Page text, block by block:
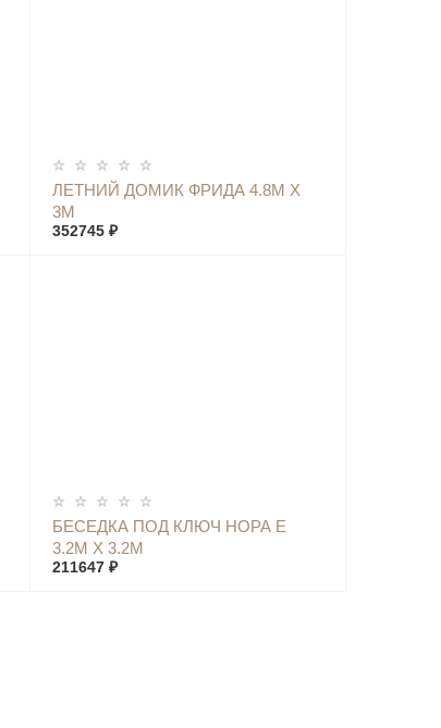
ЛЕТНИЙ ДОМИК ФРИДА 4.8М Х
3М
352745 ₽
КУПИТЬ
БЕСЕДКА ПОД КЛЮЧ НОРА Е
3.2М Х 3.2М
211647 ₽
КУПИТЬ